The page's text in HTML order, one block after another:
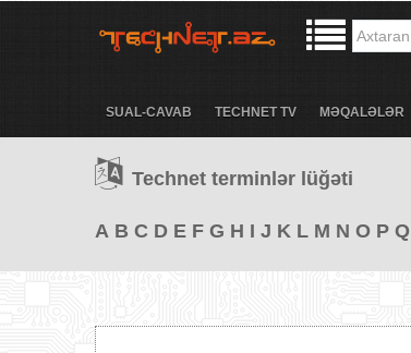
SUAL-CAVAB TECHNET TV MƏQALƏLƏR
Technet terminlər lüğəti
A B C D E F G H I J K L M N O P Q